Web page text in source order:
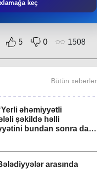
keç
5 0 1508
Bütün xəbərlər
2026
Yerli əhəmiyyətli
şəkildə həlli
bundan sonra da
arasında